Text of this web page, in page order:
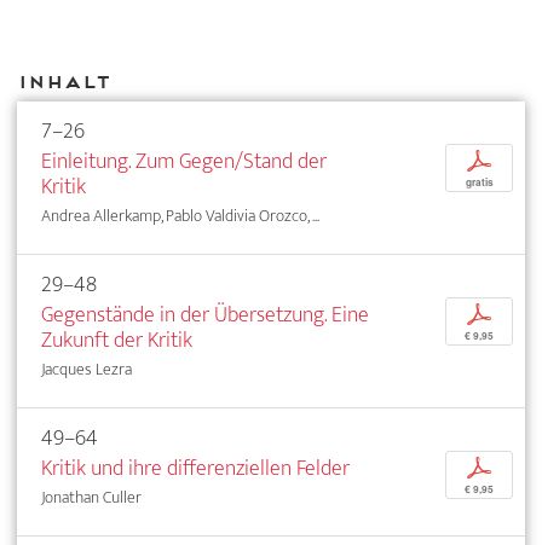
Inhalt
7–26
Einleitung. Zum Gegen/Stand der
Kritik
Andrea Allerkamp, Pablo Valdivia Orozco, ...
p
gratis
29–48
Gegenstände in der Übersetzung. Eine
Zukunft der Kritik
Jacques Lezra
p
€ 9,95
49–64
Kritik und ihre differenziellen Felder
Jonathan Culler
p
€ 9,95